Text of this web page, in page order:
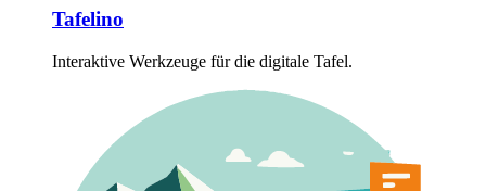
Tafelino
Interaktive Werkzeuge für die digitale Tafel.